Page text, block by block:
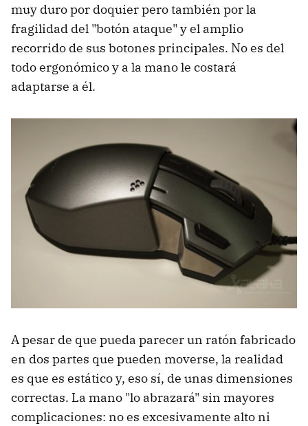
muy duro por doquier pero también por la
fragilidad del "botón ataque" y el amplio
recorrido de sus botones principales. No es del
todo ergonómico y a la mano le costará
adaptarse a él.
A pesar de que pueda parecer un ratón fabricado
en dos partes que pueden moverse, la realidad
es que es estático y, eso sí, de unas dimensiones
correctas. La mano "lo abrazará" sin mayores
complicaciones: no es excesivamente alto ni